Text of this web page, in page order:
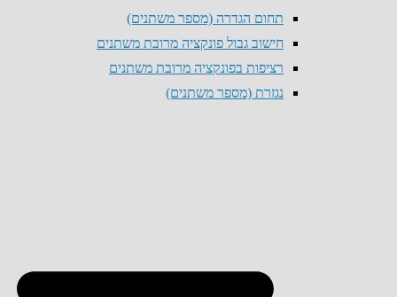
תחום הגדרה (מספר משתנים)
חישוב גבול פונקציה מרובת משתנים
רציפות בפונקציה מרובת משתנים
נגזרת (מספר משתנים)